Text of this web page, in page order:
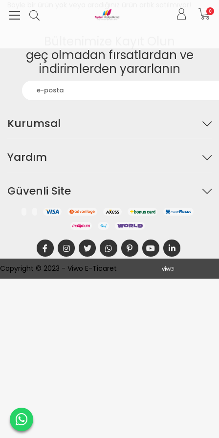
0
geç olmadan fırsatlardan ve
indirimlerden yararlanın
Kurumsal
Yardım
Güvenli Site
Copyright © 2023 - Viwo E-Ticaret